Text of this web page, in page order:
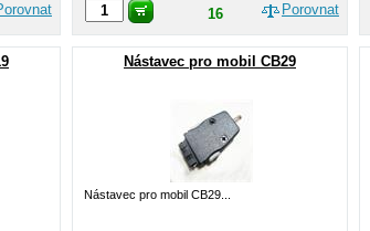
Porovnat
16
Nástavec pro mobil CB29
Nástavec pro mobil CB29...